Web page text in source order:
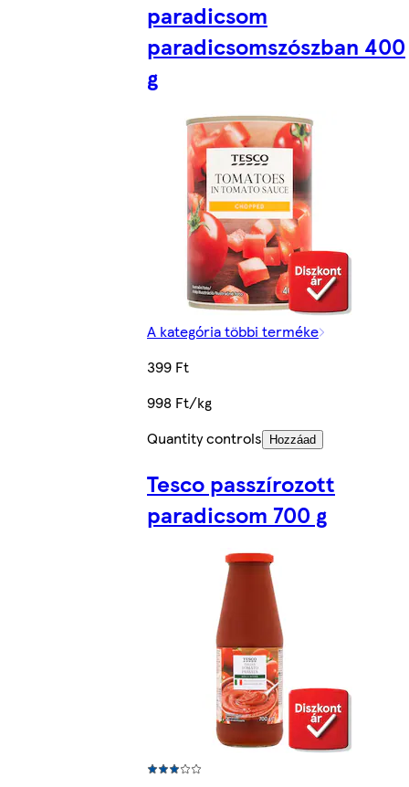
paradicsom
paradicsomszószban 400
g
A kategória többi terméke
399 Ft
998 Ft/kg
Quantity controls
Hozzáad
Tesco passzírozott
paradicsom 700 g